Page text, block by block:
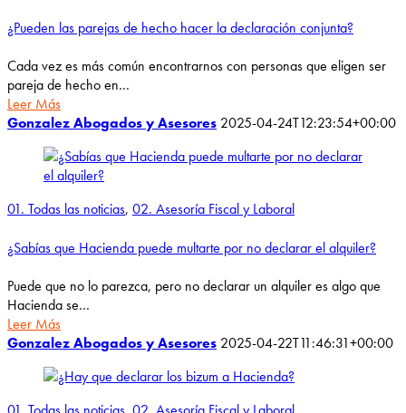
¿Pueden las parejas de hecho hacer la declaración conjunta?
Cada vez es más común encontrarnos con personas que eligen ser
pareja de hecho en…
Leer Más
Gonzalez Abogados y Asesores 2025-04-24T12:23:54+00:00
01. Todas las noticias, 02. Asesoría Fiscal y Laboral
¿Sabías que Hacienda puede multarte por no declarar el alquiler?
Puede que no lo parezca, pero no declarar un alquiler es algo que
Hacienda se…
Leer Más
Gonzalez Abogados y Asesores 2025-04-22T11:46:31+00:00